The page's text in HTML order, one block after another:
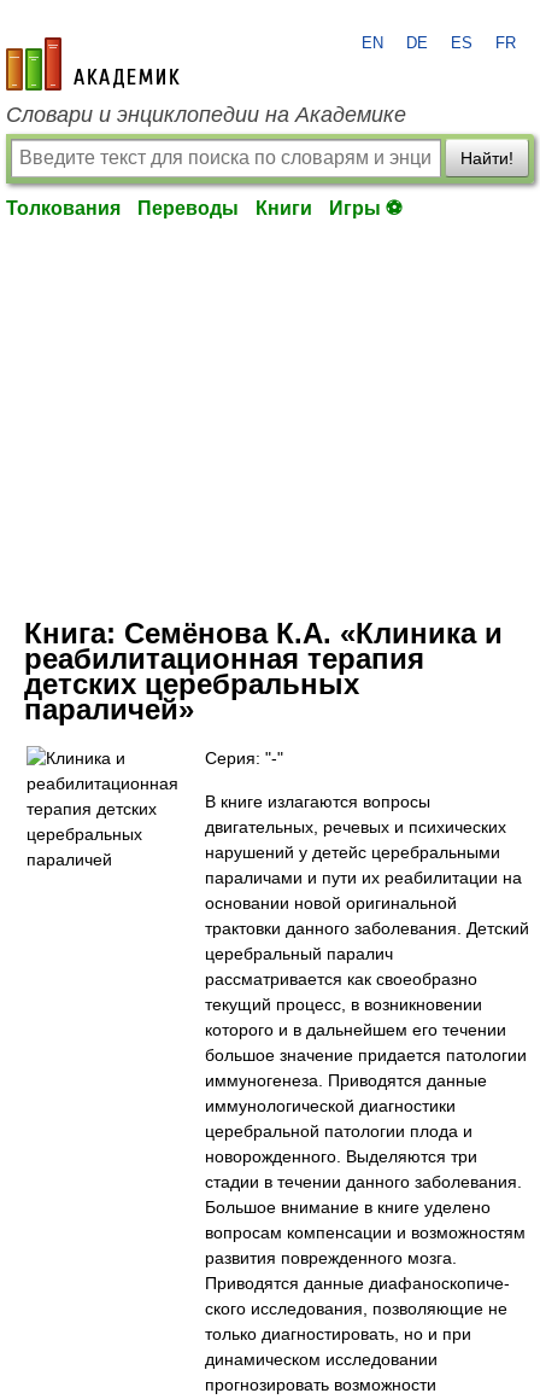
academic.ru
EN DE ES FR
Словари и энциклопедии на Академике
Найти!
Толкования Переводы Книги Игры ⚽
Книга: Семёнова К.А. «Клиника и
реабилитационная терапия
детских церебральных
параличей»
Серия: "-"
В книге излагаются вопросы
двигательных, речевых и психических
нарушений у детейс церебральными
параличами и пути их реабилитации на
основании новой оригинальной
трактовки данного заболевания. Детский
церебральный паралич
рассматривается как своеобразно
текущий процесс, в возникновении
которого и в дальнейшем его течении
большое значение придается патологии
иммуногенеза. Приводятся данные
иммунологической диагностики
церебральной патологии плода и
новорожденного. Выделяются три
стадии в течении данного заболевания.
Большое внимание в книге уделено
вопросам компенсации и возможностям
развития поврежденного мозга.
Приводятся данные диафаноскопиче-
ского исследования, позволяющие не
только диагностировать, но и при
динамическом исследовании
прогнозировать возможности